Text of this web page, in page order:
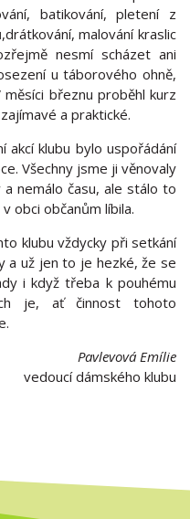
batikování, pletení z
malování kraslic
nesmí scházet ani
u táborového ohně,
březnu proběhl kurz
a praktické.
akcí klubu bylo uspořádání
Všechny jsme ji věnovaly
nemálo času, ale stálo to
obci občanům líbila.
klubu vždycky při setkání
a už jen to je hezké, že se
i když třeba k pouhému
je, ať činnost tohoto
Pavlevová Emílie
vedoucí dámského klubu